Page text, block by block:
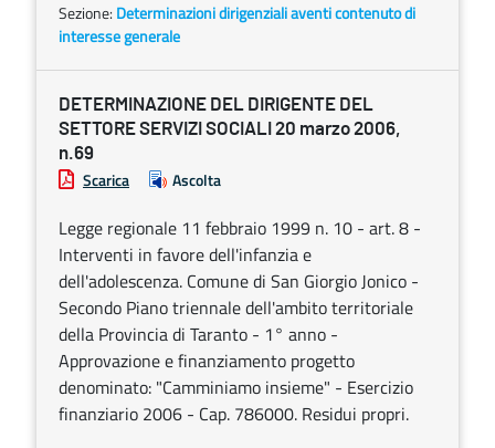
Sezione: Determinazioni dirigenziali aventi contenuto di
interesse generale
DETERMINAZIONE DEL DIRIGENTE DEL
SETTORE SERVIZI SOCIALI 20 marzo 2006,
n.69
Scarica Ascolta
Legge regionale 11 febbraio 1999 n. 10 - art. 8 -
Interventi in favore dell'infanzia e
dell'adolescenza. Comune di San Giorgio Jonico -
Secondo Piano triennale dell'ambito territoriale
della Provincia di Taranto - 1° anno -
Approvazione e finanziamento progetto
denominato: "Camminiamo insieme" - Esercizio
finanziario 2006 - Cap. 786000. Residui propri.